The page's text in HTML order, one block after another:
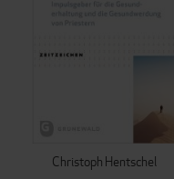
Christoph Hentschel